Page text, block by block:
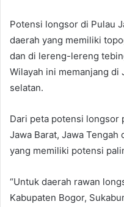
Potensi longsor di Pulau
daerah yang memiliki
dan di lereng-lereng
Wilayah ini memanjang di
selatan.
Dari peta potensi longsor
Jawa Barat, Jawa Tengah
yang memiliki potensi
“Untuk daerah rawan
Kabupaten Bogor,